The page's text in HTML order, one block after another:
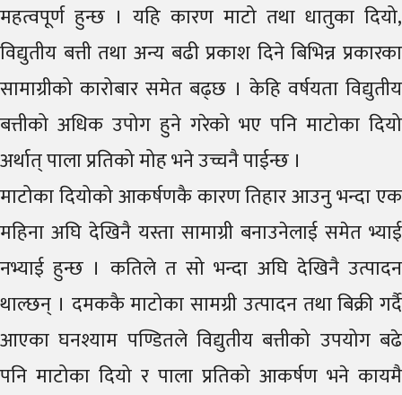
महत्वपूर्ण हुन्छ । यहि कारण माटो तथा धातुका दियो,
विद्युतीय बत्ती तथा अन्य बढी प्रकाश दिने बिभिन्न प्रकारका
सामाग्रीको कारोबार समेत बढ्छ । केहि वर्षयता विद्युतीय
बत्तीको अधिक उपोग हुने गरेको भए पनि माटोका दियो
अर्थात् पाला प्रतिको मोह भने उच्चनै पाईन्छ ।
माटोका दियोको आकर्षणकै कारण तिहार आउनु भन्दा एक
महिना अघि देखिनै यस्ता सामाग्री बनाउनेलाई समेत भ्याई
नभ्याई हुन्छ । कतिले त सो भन्दा अघि देखिनै उत्पादन
थाल्छन् । दमककै माटोका सामग्री उत्पादन तथा बिक्री गर्दै
आएका घनश्याम पण्डितले विद्युतीय बत्तीको उपयोग बढे
पनि माटोका दियो र पाला प्रतिको आकर्षण भने कायमै